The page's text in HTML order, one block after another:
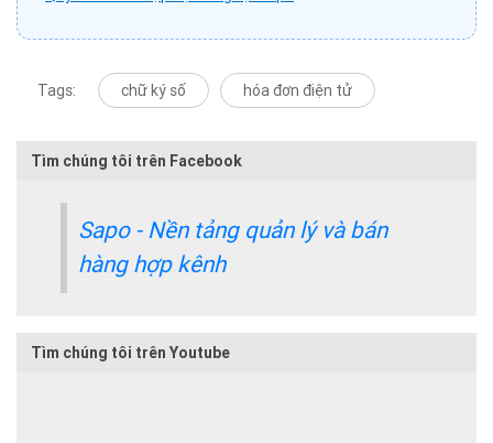
Tags: chữ ký số hóa đơn điện tử
Tìm chúng tôi trên Facebook
Sapo - Nền tảng quản lý và bán
hàng hợp kênh
Tìm chúng tôi trên Youtube